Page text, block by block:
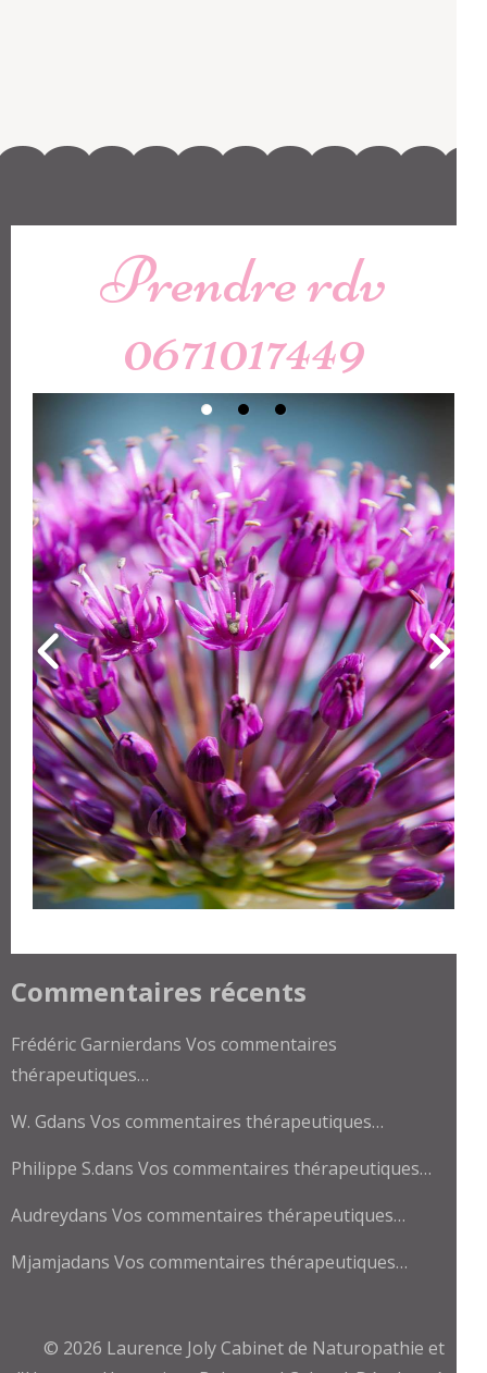
Prendre rdv
0671017449
Commentaires récents
Frédéric Garnierdans Vos commentaires
thérapeutiques…
W. Gdans Vos commentaires thérapeutiques…
Philippe S.dans Vos commentaires thérapeutiques…
Audreydans Vos commentaires thérapeutiques…
Mjamjadans Vos commentaires thérapeutiques…
© 2026 Laurence Joly Cabinet de Naturopathie et